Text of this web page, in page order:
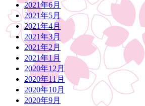
2021年6月
2021年5月
2021年4月
2021年3月
2021年2月
2021年1月
2020年12月
2020年11月
2020年10月
2020年9月